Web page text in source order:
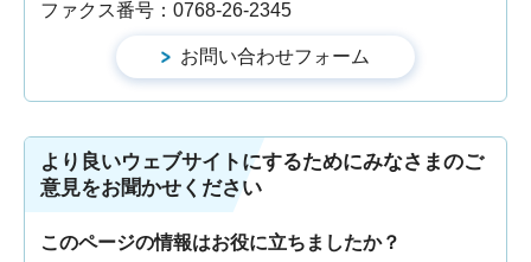
ファクス番号：0768-26-2345
より良いウェブサイトにするためにみなさまのご
意見をお聞かせください
このページの情報はお役に立ちましたか？